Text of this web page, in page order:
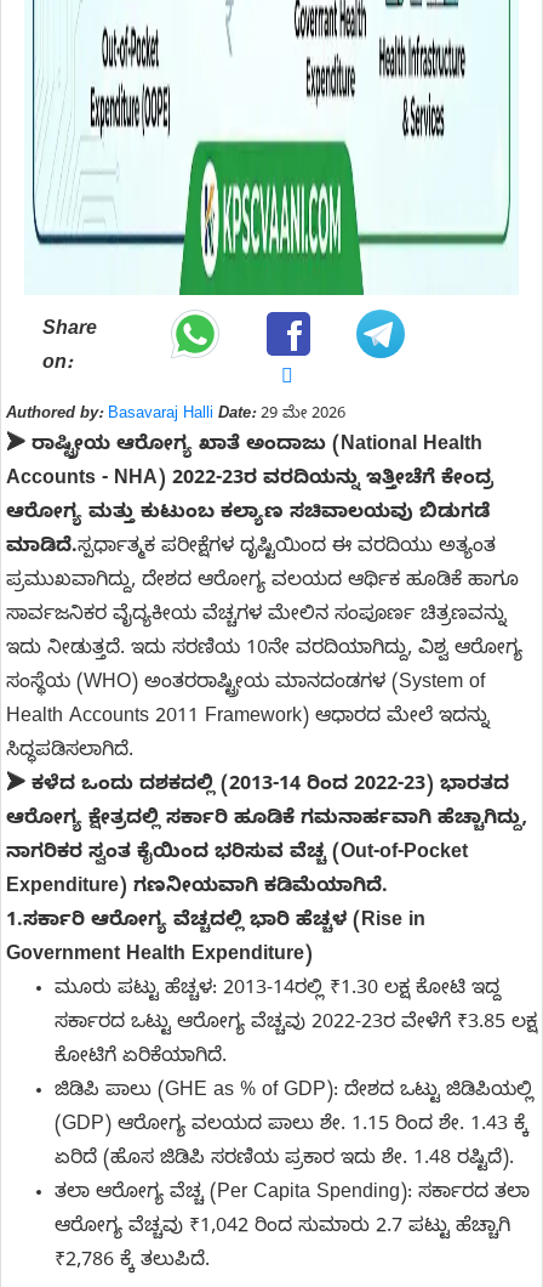
Share
on:
Authored by: Basavaraj Halli Date:29 ಮೇ 2026
➤ ರಾಷ್ಟ್ರೀಯ ಆರೋಗ್ಯ ಖಾತೆ ಅಂದಾಜು (National Health
Accounts - NHA) 2022-23ರ ವರದಿಯನ್ನು ಇತ್ತೀಚೆಗೆ ಕೇಂದ್ರ
ಆರೋಗ್ಯ ಮತ್ತು ಕುಟುಂಬ ಕಲ್ಯಾಣ ಸಚಿವಾಲಯವು ಬಿಡುಗಡೆ
ಮಾಡಿದೆ.ಸ್ಪರ್ಧಾತ್ಮಕ ಪರೀಕ್ಷೆಗಳ ದೃಷ್ಟಿಯಿಂದ ಈ ವರದಿಯು ಅತ್ಯಂತ
ಪ್ರಮುಖವಾಗಿದ್ದು, ದೇಶದ ಆರೋಗ್ಯ ವಲಯದ ಆರ್ಥಿಕ ಹೂಡಿಕೆ ಹಾಗೂ
ಸಾರ್ವಜನಿಕರ ವೈದ್ಯಕೀಯ ವೆಚ್ಚಗಳ ಮೇಲಿನ ಸಂಪೂರ್ಣ ಚಿತ್ರಣವನ್ನು
ಇದು ನೀಡುತ್ತದೆ. ಇದು ಸರಣಿಯ 10ನೇ ವರದಿಯಾಗಿದ್ದು, ವಿಶ್ವ ಆರೋಗ್ಯ
ಸಂಸ್ಥೆಯ (WHO) ಅಂತರರಾಷ್ಟ್ರೀಯ ಮಾನದಂಡಗಳ (System of
Health Accounts 2011 Framework) ಆಧಾರದ ಮೇಲೆ ಇದನ್ನು
ಸಿದ್ಧಪಡಿಸಲಾಗಿದೆ.
➤ ಕಳೆದ ಒಂದು ದಶಕದಲ್ಲಿ (2013-14 ರಿಂದ 2022-23) ಭಾರತದ
ಆರೋಗ್ಯ ಕ್ಷೇತ್ರದಲ್ಲಿ ಸರ್ಕಾರಿ ಹೂಡಿಕೆ ಗಮನಾರ್ಹವಾಗಿ ಹೆಚ್ಚಾಗಿದ್ದು,
ನಾಗರಿಕರ ಸ್ವಂತ ಕೈಯಿಂದ ಭರಿಸುವ ವೆಚ್ಚ (Out-of-Pocket
Expenditure) ಗಣನೀಯವಾಗಿ ಕಡಿಮೆಯಾಗಿದೆ.
1.ಸರ್ಕಾರಿ ಆರೋಗ್ಯ ವೆಚ್ಚದಲ್ಲಿ ಭಾರಿ ಹೆಚ್ಚಳ (Rise in
Government Health Expenditure)
ಮೂರು ಪಟ್ಟು ಹೆಚ್ಚಳ: 2013-14ರಲ್ಲಿ ₹1.30 ಲಕ್ಷ ಕೋಟಿ ಇದ್ದ
ಸರ್ಕಾರದ ಒಟ್ಟು ಆರೋಗ್ಯ ವೆಚ್ಚವು 2022-23ರ ವೇಳೆಗೆ ₹3.85 ಲಕ್ಷ
ಕೋಟಿಗೆ ಏರಿಕೆಯಾಗಿದೆ.
ಜಿಡಿಪಿ ಪಾಲು (GHE as % of GDP): ದೇಶದ ಒಟ್ಟು ಜಿಡಿಪಿಯಲ್ಲಿ
(GDP) ಆರೋಗ್ಯ ವಲಯದ ಪಾಲು ಶೇ. 1.15 ರಿಂದ ಶೇ. 1.43 ಕ್ಕೆ
ಏರಿದೆ (ಹೊಸ ಜಿಡಿಪಿ ಸರಣಿಯ ಪ್ರಕಾರ ಇದು ಶೇ. 1.48 ರಷ್ಟಿದೆ).
ತಲಾ ಆರೋಗ್ಯ ವೆಚ್ಚ (Per Capita Spending): ಸರ್ಕಾರದ ತಲಾ
ಆರೋಗ್ಯ ವೆಚ್ಚವು ₹1,042 ರಿಂದ ಸುಮಾರು 2.7 ಪಟ್ಟು ಹೆಚ್ಚಾಗಿ
₹2,786 ಕ್ಕೆ ತಲುಪಿದೆ.